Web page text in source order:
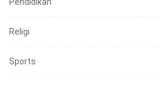
Religi
Sports